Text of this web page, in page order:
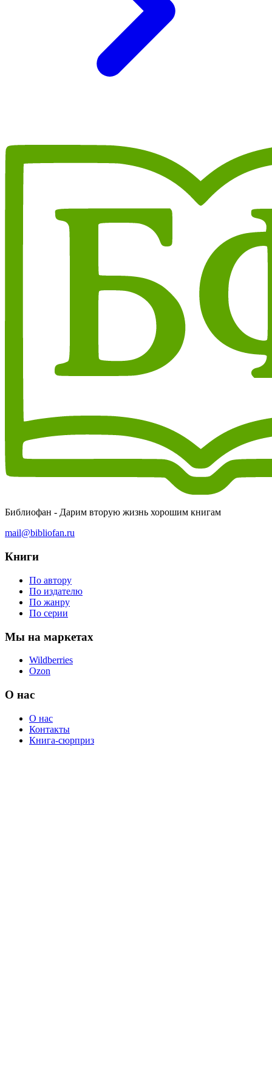
Библиофан - Дарим вторую жизнь хорошим книгам
mail@bibliofan.ru
Книги
По автору
По издателю
По жанру
По серии
Мы на маркетах
Wildberries
Ozon
О нас
О нас
Контакты
Книга-сюрприз